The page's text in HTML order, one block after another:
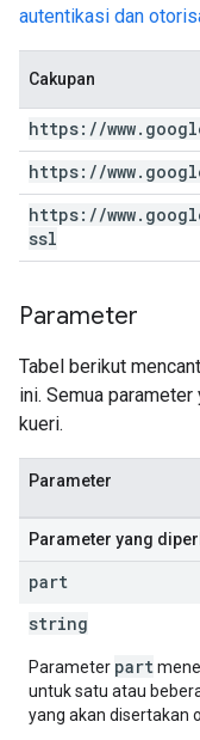
autentikasi dan
Cakupan
https: //www.
https: //www.
https: //www.
ssl
Parameter
Tabel berikut
ini. Semua
kueri.
Parameter
Parameter yang
part
string
Parameter part
untuk satu atau
yang akan disertakan